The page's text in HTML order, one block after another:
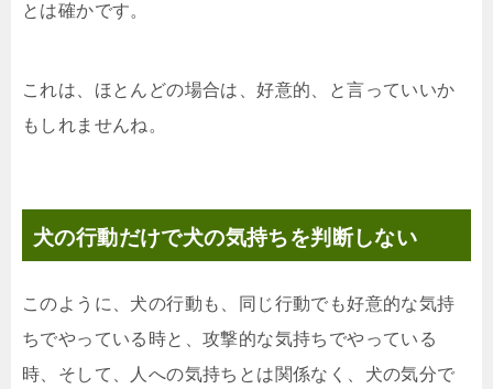
とは確かです。
これは、ほとんどの場合は、好意的、と言っていいか
もしれませんね。
犬の行動だけで犬の気持ちを判断しない
このように、犬の行動も、同じ行動でも好意的な気持
ちでやっている時と、攻撃的な気持ちでやっている
時、そして、人への気持ちとは関係なく、犬の気分で